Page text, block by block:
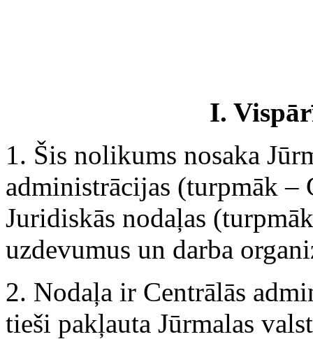
I.
1. Šis nolikums nosaka
administrācijas (turpmāk –
Juridiskās nodaļas
uzdevumus un darba
2. Nodaļa ir Centrālās
tieši pakļauta Jūrmalas